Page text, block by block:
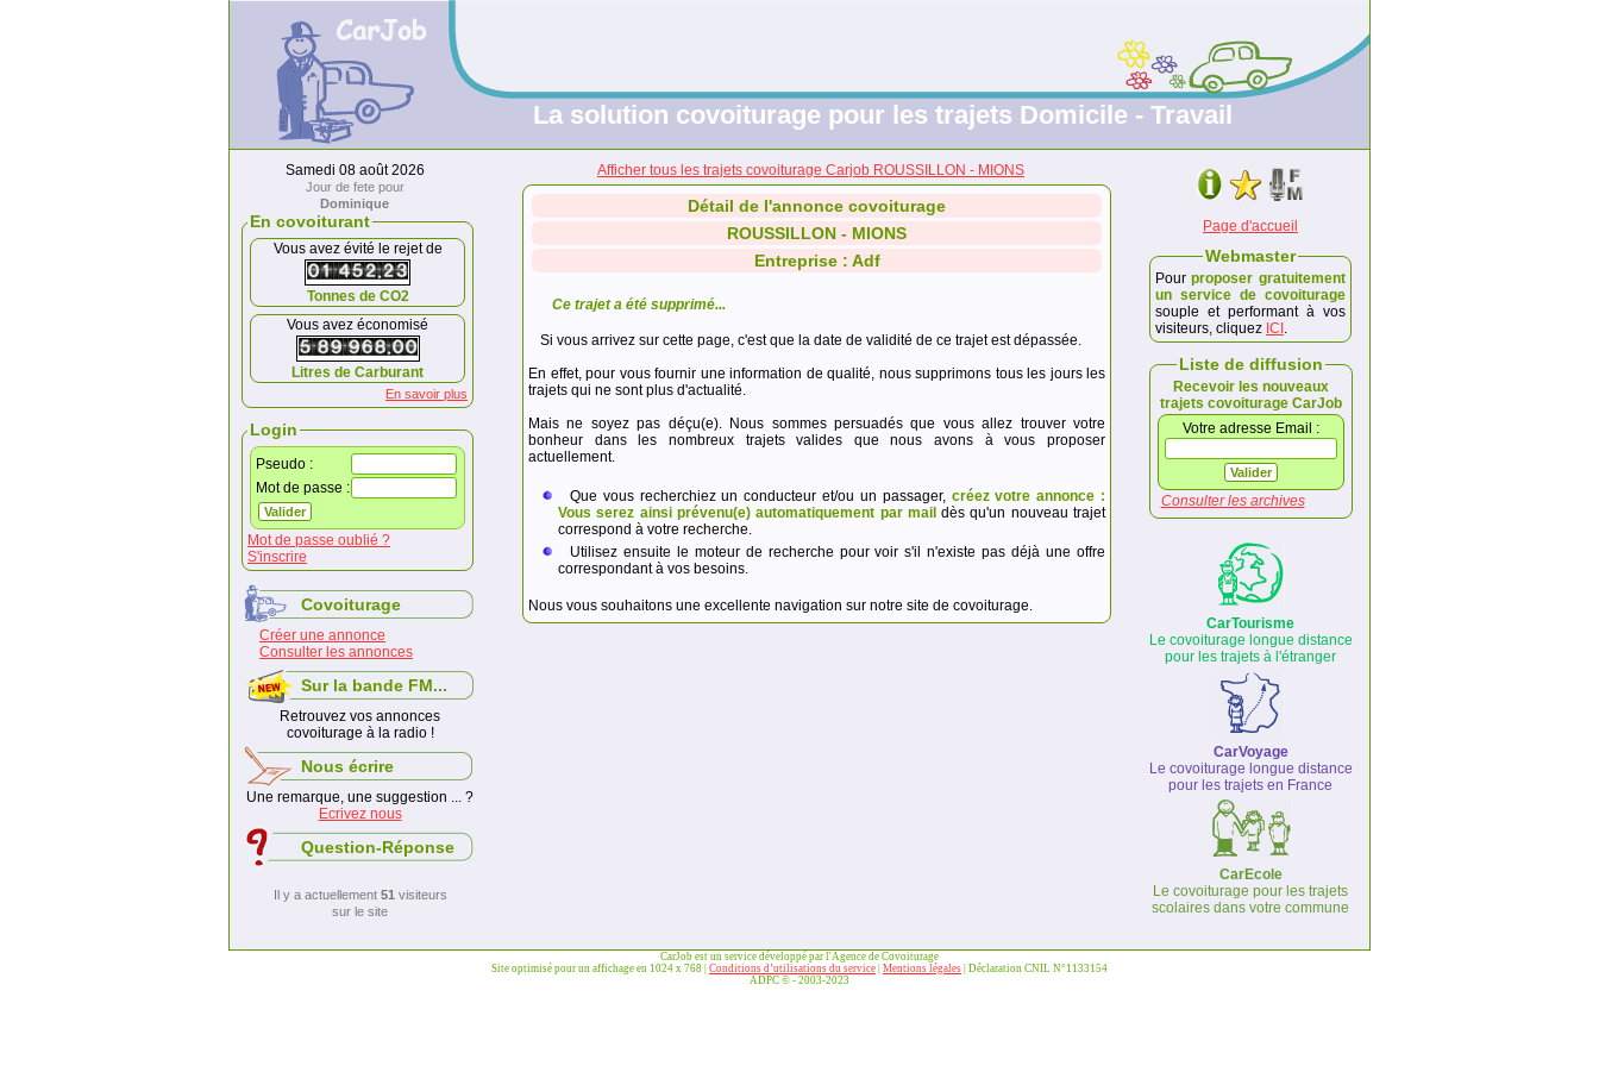
La solution covoiturage pour les trajets Domicile - Travail
Samedi 08 août 2026
Jour de fete pour
Dominique
En covoiturant
Vous avez évité le rejet de
Tonnes de CO2
Vous avez économisé
Litres de Carburant
En savoir plus
Login
Pseudo :
Mot de passe :
Mot de passe oublié ?
S'inscrire
Covoiturage
Créer une annonce
Consulter les annonces
Sur la bande FM...
Retrouvez vos annonces
covoiturage à la radio !
Nous écrire
Une remarque, une suggestion ... ?
Ecrivez nous
Question-Réponse
Il y a actuellement 51 visiteurs
sur le site
Afficher tous les trajets covoiturage Carjob ROUSSILLON - MIONS
Détail de l'annonce covoiturage
ROUSSILLON - MIONS
Entreprise : Adf
Ce trajet a été supprimé...
Si vous arrivez sur cette page, c'est que la date de validité de ce trajet est dépassée.
En effet, pour vous fournir une information de qualité, nous supprimons tous les jours les
trajets qui ne sont plus d'actualité.
Mais ne soyez pas déçu(e). Nous sommes persuadés que vous allez trouver votre
bonheur dans les nombreux trajets valides que nous avons à vous proposer
actuellement.
Que vous recherchiez un conducteur et/ou un passager, créez votre annonce :
Vous serez ainsi prévenu(e) automatiquement par mail dès qu'un nouveau trajet
correspond à votre recherche.
Utilisez ensuite le moteur de recherche pour voir s'il n'existe pas déjà une offre
correspondant à vos besoins.
Nous vous souhaitons une excellente navigation sur notre site de covoiturage.
Page d'accueil
Webmaster
Pour proposer gratuitement
un service de covoiturage
souple et performant à vos
visiteurs, cliquez ICI .
Liste de diffusion
Recevoir les nouveaux
trajets covoiturage CarJob
Votre adresse Email :
Consulter les archives
CarTourisme
Le covoiturage longue distance
pour les trajets à l'étranger
CarVoyage
Le covoiturage longue distance
pour les trajets en France
CarEcole
Le covoiturage pour les trajets
scolaires dans votre commune
CarJob est un service développé par l'Agence de Covoiturage
Site optimisé pour un affichage en 1024 x 768 | Conditions d’utilisations du service Mentions légales | Déclaration CNIL N°1133154
ADPC © - 2003-2023